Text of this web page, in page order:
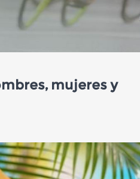
mujeres y